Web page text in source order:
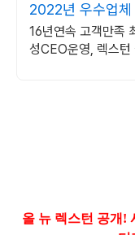
2022년 우수업체
우수모범업체에
16년연속 고객만족
성CEO운영, 렉스턴
올 뉴 렉스턴 공개!